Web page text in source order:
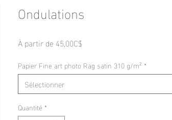
Ondulations
À partir de 45,00C$Prix
Papier Fine art photo Rag satin 310 g/m² *
Sélectionner
Quantité *